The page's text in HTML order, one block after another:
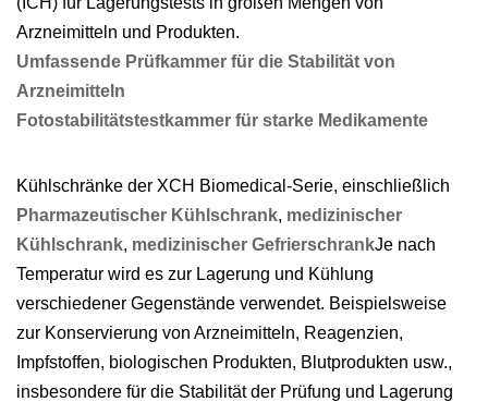
Arzneimitteln und Produkten.
Umfassende Prüfkammer für die Stabilität von
Arzneimitteln
Fotostabilitätstestkammer für starke Medikamente
Kühlschränke der XCH Biomedical-Serie, einschließlich
Pharmazeutischer Kühlschrank, medizinischer
Kühlschrank, medizinischer GefrierschrankJe nach
Temperatur wird es zur Lagerung und Kühlung
verschiedener Gegenstände verwendet. Beispielsweise
zur Konservierung von Arzneimitteln, Reagenzien,
Impfstoffen, biologischen Produkten, Blutprodukten usw.,
insbesondere für die Stabilität der Prüfung und Lagerung